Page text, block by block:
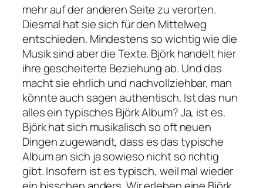
mehr auf der anderen Seite zu verorten.
Diesmal hat sie sich für den Mittelweg
entschieden. Mindestens so wichtig wie die
Musik sind aber die Texte. Björk handelt hier
ihre gescheiterte Beziehung ab. Und das
macht sie ehrlich und nachvollziehbar, man
könnte auch sagen authentisch. Ist das nun
alles ein typisches Björk Album? Ja, ist es.
Björk hat sich musikalisch so oft neuen
Dingen zugewandt, dass es das typische
Album an sich ja sowieso nicht so richtig
gibt. Insofern ist es typisch, weil mal wieder